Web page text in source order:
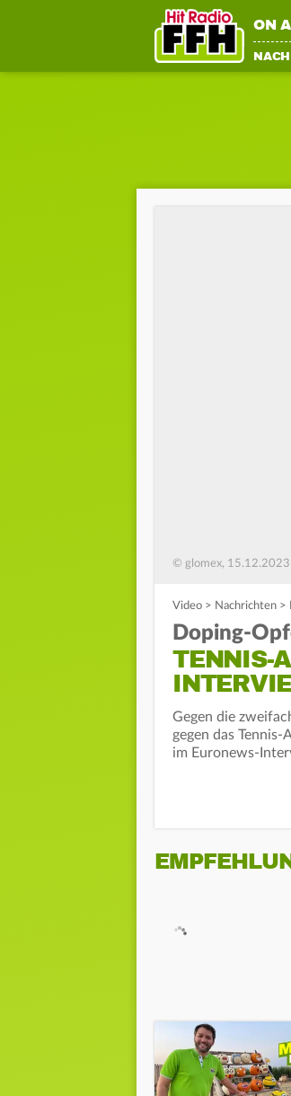
ON
© glomex, 15.12.2023
Video > Nachrichten >
Doping-
TENNIS-
Gegen die
gegen das
im Euronews-